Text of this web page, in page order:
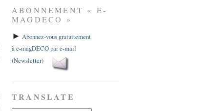
ABONNEMENT « E-
MAGDECO »
► Abonnez-vous gratuitement
à e-magDECO par e-mail
(Newsletter)
TRANSLATE